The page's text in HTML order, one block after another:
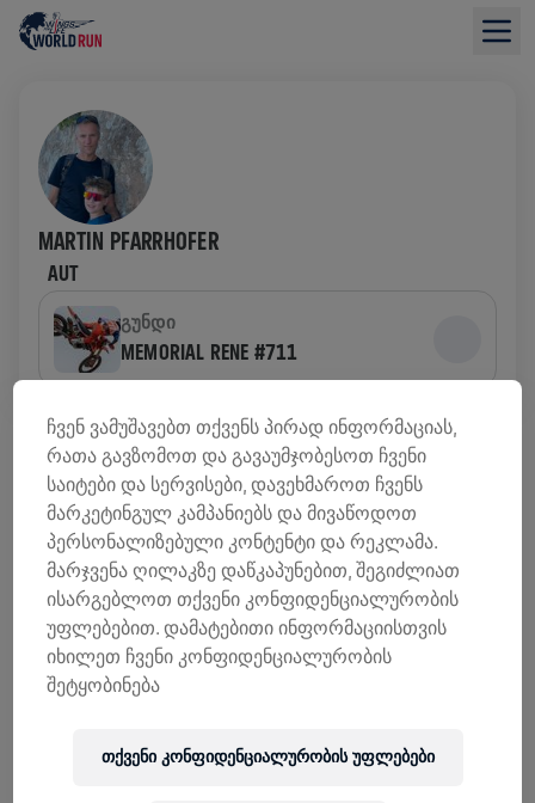
MARTIN PFARRHOFER
AUT
ᲒᲣᲜᲓᲘ
MEMORIAL RENE #711
ᲤᲝᲜᲓᲔᲑᲘᲡ ᲛᲝᲫᲘᲔᲑᲘᲡ ᲛᲘᲛᲝᲮᲘᲚᲕᲐ
0,00 US$ ᲨᲔᲒᲠᲝᲕᲓᲐ 0,00 US$ ᲛᲘᲖᲐᲜᲘ
ᲨᲔᲛᲝᲬᲘᲠᲣᲚᲔᲑᲔᲑᲘ ᲒᲐᲓᲐᲠᲘᲪᲮᲔ ᲗᲐᲜᲮᲐ
შემოწირულების 100% ხმარდება ზურგის ტვინის
კვლევებს.
ᲘᲡᲢᲝᲠᲘᲐ
WINGS FOR LIFE WORLD RUN 2025
ჩვენ ვამუშავებთ თქვენს პირად ინფორმაციას,
რათა გავზომოთ და გავაუმჯობესოთ ჩვენი
საიტები და სერვისები, დავეხმაროთ ჩვენს
მარკეტინგულ კამპანიებს და მივაწოდოთ
პერსონალიზებული კონტენტი და რეკლამა.
მარჯვენა ღილაკზე დაწკაპუნებით, შეგიძლიათ
ისარგებლოთ თქვენი კონფიდენციალურობის
უფლებებით. დამატებითი ინფორმაციისთვის
იხილეთ ჩვენი კონფიდენციალურობის
შეტყობინება
თქვენი კონფიდენციალურობის უფლებები